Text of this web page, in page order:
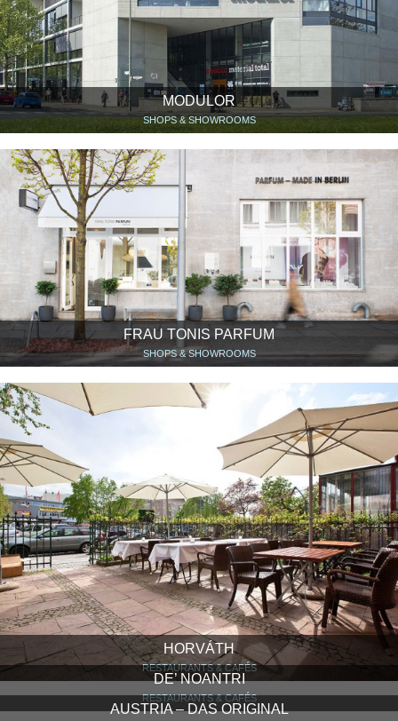
MODULOR
SHOPS & SHOWROOMS
FRAU TONIS PARFUM
SHOPS & SHOWROOMS
HORVÁTH
RESTAURANTS & CAFÉS
DE’ NOANTRI
RESTAURANTS & CAFÉS
AUSTRIA – DAS ORIGINAL